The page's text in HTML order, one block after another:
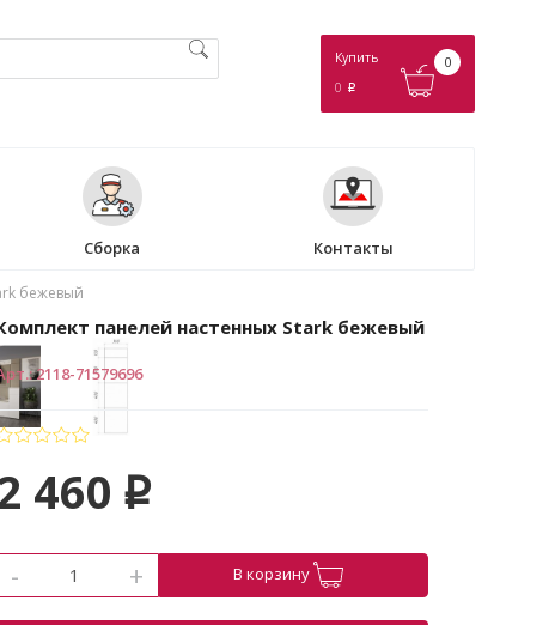
Купить
0 p
0
Сборка Контакты
бежевый
панелей настенных Stark бежевый
:2118-71579696
460 p
- + В корзину